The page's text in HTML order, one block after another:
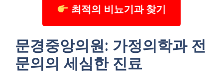
최적의 비뇨기과 찾기
문경중앙의원: 가정의학과 전
문의의 세심한 진료